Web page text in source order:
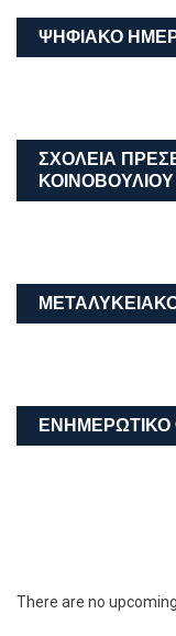
ΨΗΦΙΑΚΟ
ΣΧΟΛΕΙΑ
ΚΟΙΝΟΒΟΥΛΙΟΥ
ΕΝΗΜΕΡΩΤΙΚΟ
There are no